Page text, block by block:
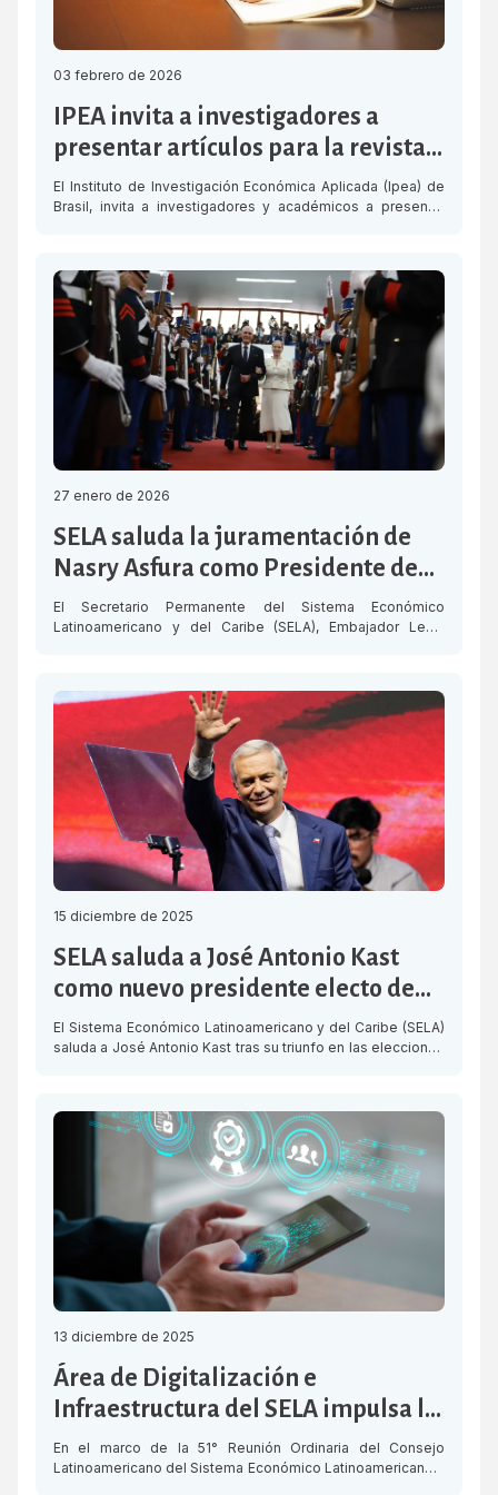
03 febrero de 2026
IPEA invita a investigadores a
presentar artículos para la revista
Tempo do Mundo
El Instituto de Investigación Económica Aplicada (Ipea) de
Brasil, invita a investigadores y académicos a presentar
fragmentado”. Esta edición conmemora el bicentenario del
Congreso Anfictiónico de Panamá y propone una reflexión
crítica sobre los desafíos […]
27 enero de 2026
SELA saluda la juramentación de
Nasry Asfura como Presidente de
Honduras
El Secretario Permanente del Sistema Económico
Latinoamericano y del Caribe (SELA), Embajador Lesly
organismo de continuar profundizando la cooperación para
fortalecer la integración de América Latina y el Caribe.
Nasry Asfura asumió este martes 27 de enero la
Presidencia […]
15 diciembre de 2025
SELA saluda a José Antonio Kast
como nuevo presidente electo de
Chile
El Sistema Económico Latinoamericano y del Caribe (SELA)
saluda a José Antonio Kast tras su triunfo en las elecciones
procesado, Kast logró un 58,18 % de los votos, asegurando
así su elección como Presidente de la República. Durante
13 diciembre de 2025
Área de Digitalización e
Infraestructura del SELA impulsa la
Infraestructura Sostenible y
Transformación Digital de la región
En el marco de la 51° Reunión Ordinaria del Consejo
Latinoamericano del Sistema Económico Latinoamericano y